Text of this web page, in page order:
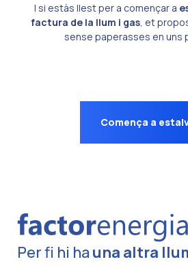
I si estàs llest per a començar a
factura de la llum i gas, et
sense paperasses en uns
Comença a
Per fi hi ha una altra